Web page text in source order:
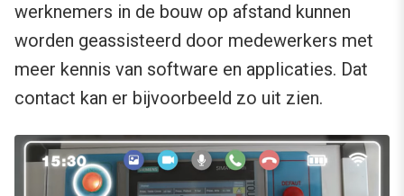
werknemers in de bouw op afstand kunnen
worden geassisteerd door medewerkers met
meer kennis van software en applicaties. Dat
contact kan er bijvoorbeeld zo uit zien.